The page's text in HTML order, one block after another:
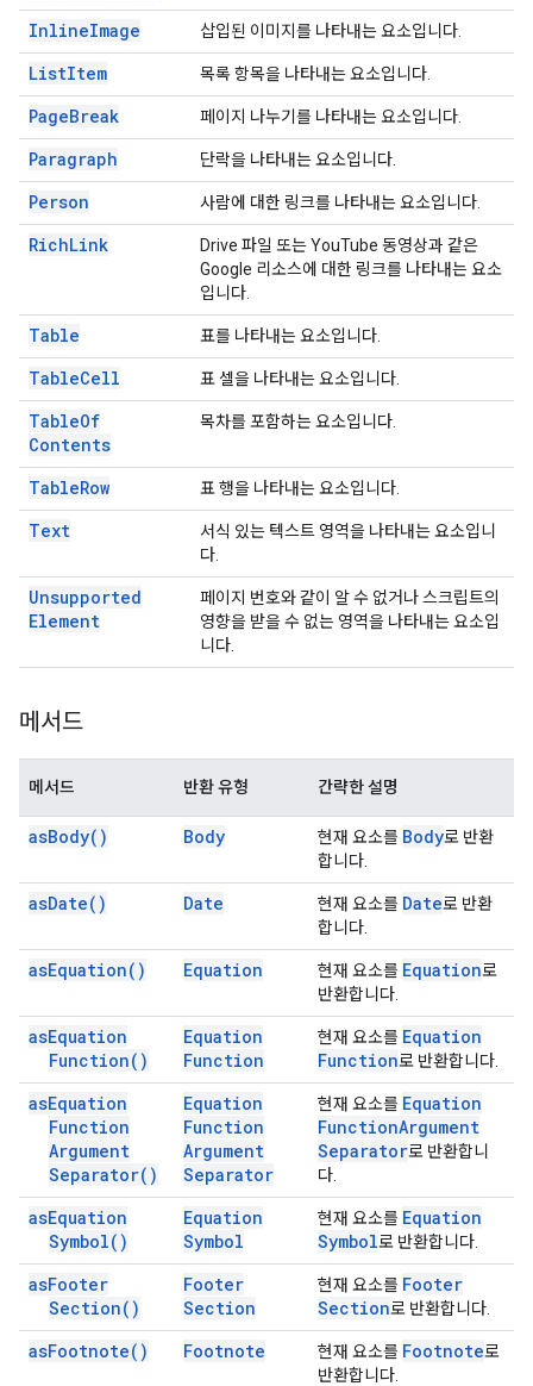
InlineImage 삽입된 이미지를 나타내는 요소입니다.
ListItem 목록 항목을 나타내는 요소입니다.
PageBreak 페이지 나누기를 나타내는 요소입니다.
Paragraph 단락을 나타내는 요소입니다.
Person 사람에 대한 링크를 나타내는 요소입니다.
RichLink
Drive 파일 또는 YouTube 동영상과 같은
Google 리소스에 대한 링크를 나타내는 요소
입니다.
Table 표를 나타내는 요소입니다.
TableCell 표 셀을 나타내는 요소입니다.
TableOf
Contents
목차를 포함하는 요소입니다.
TableRow 표 행을 나타내는 요소입니다.
Text
서식 있는 텍스트 영역을 나타내는 요소입니
다.
Unsupported
Element
페이지 번호와 같이 알 수 없거나 스크립트의
영향을 받을 수 없는 영역을 나타내는 요소입
니다.
메서드
메서드 반환 유형 간략한 설명
asBody( ) Body 현재 요소를 Body로 반환
합니다.
asDate( ) Date 현재 요소를 Date로 반환
합니다.
asEquation( ) Equation 현재 요소를 Equation로
반환합니다.
asEquation
Function( )
Equation
Function
현재 요소를 Equation
Function로 반환합니다.
asEquation
Function
Argument
Separator( )
Equation
Function
Argument
Separator
현재 요소를 Equation
FunctionArgument
Separator로 반환합니
다.
asEquation
Symbol( )
Equation
Symbol
현재 요소를 Equation
Symbol로 반환합니다.
asFooter
Section( )
Footer
Section
현재 요소를 Footer
Section로 반환합니다.
asFootnote( ) Footnote 현재 요소를 Footnote로
반환합니다.